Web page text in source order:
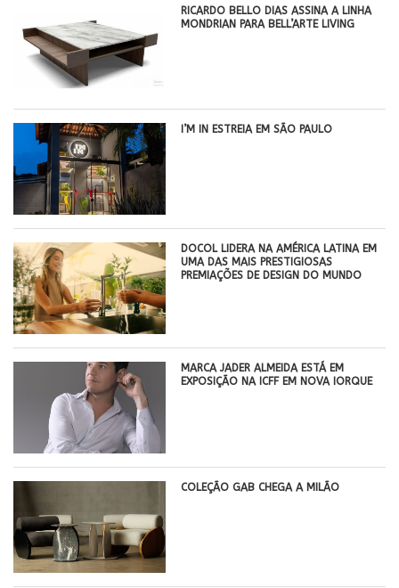
RICARDO BELLO DIAS ASSINA A LINHA
MONDRIAN PARA BELL’ARTE LIVING
I’M IN ESTREIA EM SÃO PAULO
DOCOL LIDERA NA AMÉRICA LATINA EM
UMA DAS MAIS PRESTIGIOSAS
PREMIAÇÕES DE DESIGN DO MUNDO
MARCA JADER ALMEIDA ESTÁ EM
EXPOSIÇÃO NA ICFF EM NOVA IORQUE
COLEÇÃO GAB CHEGA A MILÃO